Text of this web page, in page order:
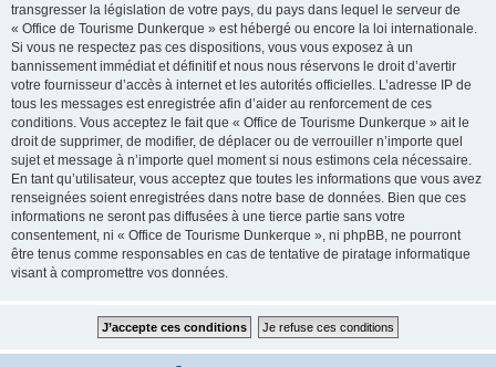
transgresser la législation de votre pays, du pays dans lequel le serveur de
« Office de Tourisme Dunkerque » est hébergé ou encore la loi internationale.
Si vous ne respectez pas ces dispositions, vous vous exposez à un
bannissement immédiat et définitif et nous nous réservons le droit d’avertir
votre fournisseur d’accès à internet et les autorités officielles. L’adresse IP de
tous les messages est enregistrée afin d’aider au renforcement de ces
conditions. Vous acceptez le fait que « Office de Tourisme Dunkerque » ait le
droit de supprimer, de modifier, de déplacer ou de verrouiller n’importe quel
sujet et message à n’importe quel moment si nous estimons cela nécessaire.
En tant qu’utilisateur, vous acceptez que toutes les informations que vous avez
renseignées soient enregistrées dans notre base de données. Bien que ces
informations ne seront pas diffusées à une tierce partie sans votre
consentement, ni « Office de Tourisme Dunkerque », ni phpBB, ne pourront
être tenus comme responsables en cas de tentative de piratage informatique
visant à compromettre vos données.